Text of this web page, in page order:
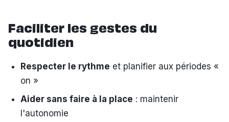
Faciliter les gestes du
quotidien
Respecter le rythme et planifier aux périodes «
on »
Aider sans faire à la place : maintenir
l'autonomie